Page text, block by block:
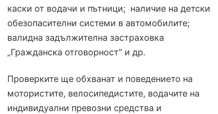
каски от водачи и пътници; наличие на детски
обезопасителни системи в автомобилите;
валидна задължителна застраховка
„Гражданска отговорност“ и др.
Проверките ще обхванат и поведението на
мотористите, велосипедистите, водачите на
индивидуални превозни средства и